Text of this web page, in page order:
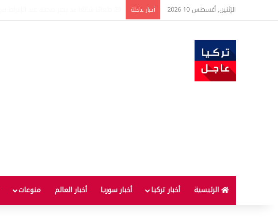
الإثنين, أغسطس 10 2026 أخبار عاجلة
الرئيسية أخبار تركيا أخبار سوريا أخبار العالم منوعات